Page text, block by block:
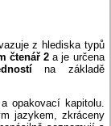
z hlediska typů
čtenář 2 a je určena
na základě
opakovací kapitolu.
jazykem, zkráceny